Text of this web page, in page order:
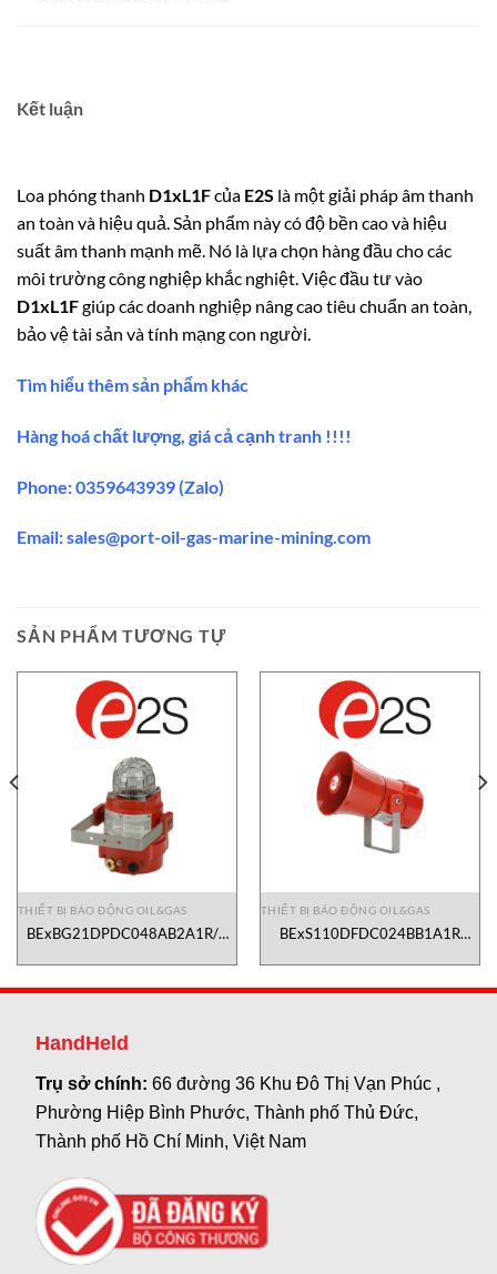
Kết luận
Loa phóng thanh D1xL1Fcủa E2S là một giải pháp âm thanh
an toàn và hiệu quả. Sản phẩm này có độ bền cao và hiệu
suất âm thanh mạnh mẽ. Nó là lựa chọn hàng đầu cho các
môi trường công nghiệp khắc nghiệt. Việc đầu tư vào
D1xL1Fgiúp các doanh nghiệp nâng cao tiêu chuẩn an toàn,
bảo vệ tài sản và tính mạng con người.
Tìm hiểu thêm sản phẩm khác
Hàng hoá chất lượng, giá cả cạnh tranh !!!!
Phone: 0359643939 (Zalo)
Email:sales@port-oil-gas-marine-mining.com
SẢN PHẨM TƯƠNG TỰ
THIẾT BỊ BÁO ĐỘNG OIL&GAS
BExBG21DPDC048AB2A1R/Y
Vietnam
THIẾT BỊ BÁO ĐỘNG OIL&GAS
BExS110DFDC024BB1A1R
Sounder E2S Vietnam
HandHeld
Trụ sở chính:66 đường 36 Khu Đô Thị Vạn Phúc ,
Phường Hiệp Bình Phước, Thành phố Thủ Đức,
Thành phố Hồ Chí Minh, Việt Nam